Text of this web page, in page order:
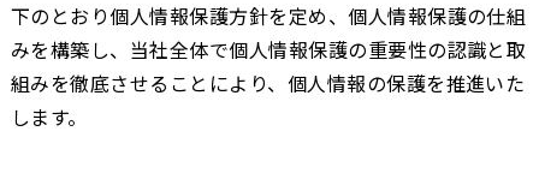
下のとおり個人情報保護方針を定め、個人情報保護の仕組
みを構築し、当社全体で個人情報保護の重要性の認識と取
組みを徹底させることにより、個人情報の保護を推進いた
します。